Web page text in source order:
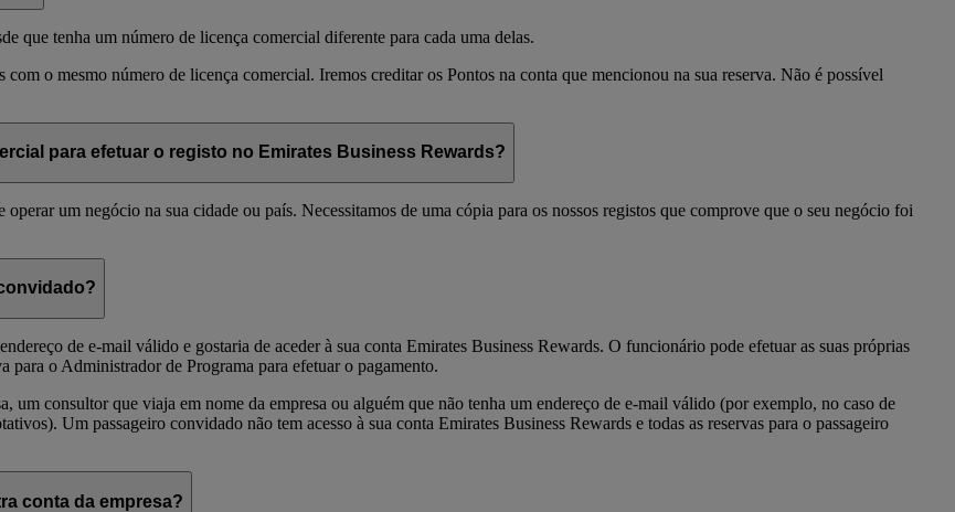
que tenha um número de licença comercial diferente para cada uma delas.
o mesmo número de licença comercial. Iremos creditar os Pontos na conta que mencionou na sua reserva. Não é possível
para efetuar o registo no Emirates Business Rewards?
um negócio na sua cidade ou país. Necessitamos de uma cópia para os nossos registos que comprove que o seu negócio foi
de e-mail válido e gostaria de aceder à sua conta Emirates Business Rewards. O funcionário pode efetuar as suas próprias
para o Administrador de Programa para efetuar o pagamento.
um consultor que viaja em nome da empresa ou alguém que não tenha um endereço de e-mail válido (por exemplo, no caso de
Um passageiro convidado não tem acesso à sua conta Emirates Business Rewards e todas as reservas para o passageiro
conta da empresa?